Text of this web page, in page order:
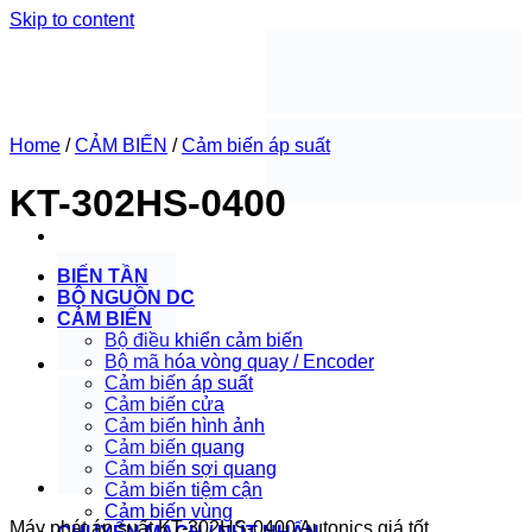
Skip to content
BIẾN TẦN
BỘ NGUỒN DC
CẢM BIẾN
Bộ điều khiển cảm biến
Bộ mã hóa vòng quay / Encoder
Cảm biến áp suất
Cảm biến cửa
Cảm biến hình ảnh
Cảm biến quang
Cảm biến sợi quang
Cảm biến tiệm cận
Cảm biến vùng
Home / CẢM BIẾN / Cảm biến áp suất
KT-302HS-0400
Máy phát áp suất KT-302HS-0400 Autonics giá tốt